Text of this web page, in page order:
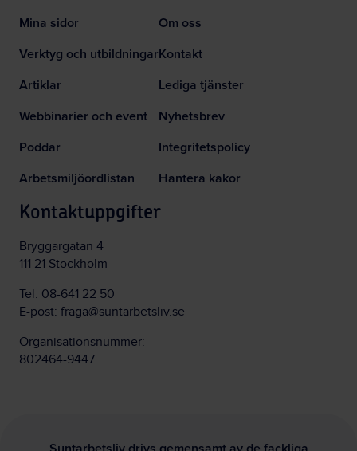
Mina sidor
Verktyg och utbildningar
Artiklar
Webbinarier och event
Poddar
Arbetsmiljöordlistan
Om oss
Kontakt
Lediga tjänster
Nyhetsbrev
Integritetspolicy
Hantera kakor
Kontaktuppgifter
Bryggargatan 4
111 21 Stockholm
Tel: 08-641 22 50
E-post: fraga@suntarbetsliv.se
Organisationsnummer:
802464-9447